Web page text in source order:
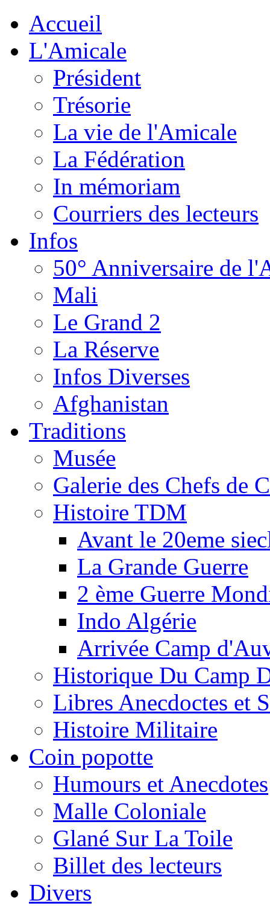
Accueil
L'Amicale
Président
Trésorie
La vie de l'Amicale
La Fédération
In mémoriam
Courriers des lecteurs
Infos
50° Anniversaire de
Mali
Le Grand 2
La Réserve
Infos Diverses
Afghanistan
Traditions
Musée
Galerie des Chefs de
Histoire TDM
Avant le 20eme
La Grande Guerre
2 ème Guerre
Indo Algérie
Arrivée Camp
Historique Du Camp
Libres Anecdoctes et
Histoire Militaire
Coin popotte
Humours et Anecdotes
Malle Coloniale
Glané Sur La Toile
Billet des lecteurs
Divers